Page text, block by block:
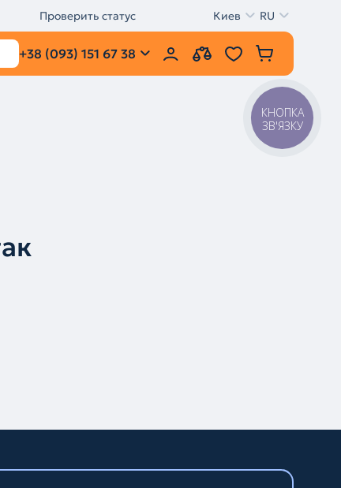
Проверить статус Киев RU
+38 (093) 151 67 38
КНОПКА
ЗВ'ЯЗКУ